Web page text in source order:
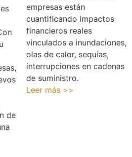
de
empresas están
cuantificando impactos
financieros reales
vinculados a inundaciones,
olas de calor, sequías,
interrupciones en cadenas
de suministro.
Leer más >>